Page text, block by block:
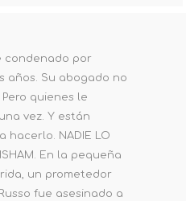
condenado por
años. Su abogado no
quienes le
vez. Y están
hacerlo. NADIE LO
En la pequeña
un prometedor
fue asesinado a